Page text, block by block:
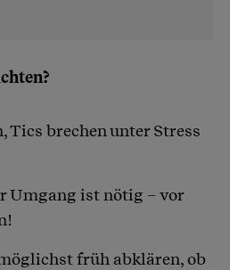
Tics brechen unter Stress
Umgang ist nötig – vor
früh abklären, ob